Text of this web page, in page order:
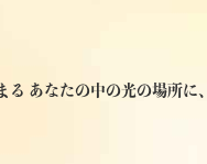
る あなたの中の光の場所に